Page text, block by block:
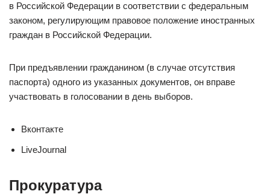
в Российской Федерации в соответствии с федеральным
законом, регулирующим правовое положение иностранных
граждан в Российской Федерации.
При предъявлении гражданином (в случае отсутствия
паспорта) одного из указанных документов, он вправе
участвовать в голосовании в день выборов.
Вконтакте
LiveJournal
Прокуратура